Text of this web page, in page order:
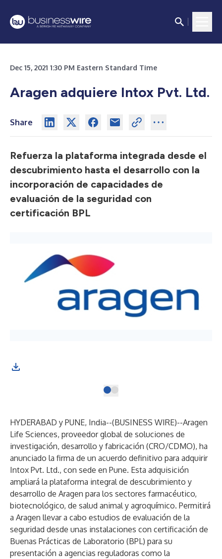
Dec 15, 2021 1:30 PM Eastern Standard Time
Aragen adquiere Intox Pvt. Ltd.
Share
Refuerza la plataforma integrada desde el
descubrimiento hasta el desarrollo con la
incorporación de capacidades de
evaluación de la seguridad con
certificación BPL
HYDERABAD y PUNE, India--(BUSINESS WIRE)--Aragen
Life Sciences, proveedor global de soluciones de
investigación, desarrollo y fabricación (CRO/CDMO), ha
anunciado la firma de un acuerdo definitivo para adquirir
Intox Pvt. Ltd., con sede en Pune. Esta adquisición
ampliará la plataforma integral de descubrimiento y
desarrollo de Aragen para los sectores farmacéutico,
biotecnológico, de salud animal y agroquímico. Permitirá
a Aragen llevar a cabo estudios de evaluación de la
seguridad desde unas instalaciones con certificación de
Buenas Prácticas de Laboratorio (BPL) para su
presentación a agencias reguladoras como la